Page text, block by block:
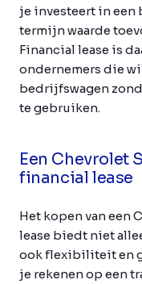
je investeert in een
termijn waarde
Financial lease is
ondernemers die
bedrijfswagen
te gebruiken.
Een Chevrolet
financial lease
Het kopen van een
lease biedt niet
ook flexibiliteit en
je rekenen op een